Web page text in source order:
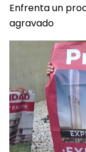
Enfrenta un
agravado